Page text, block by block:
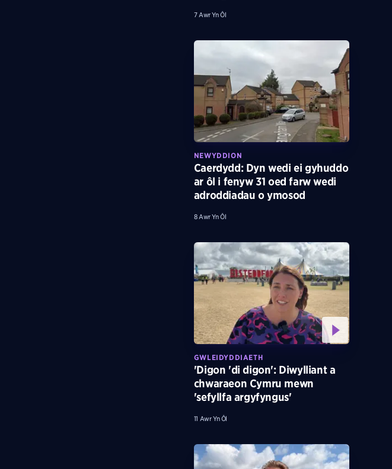
7 Awr Yn Ôl
NEWYDDION
Caerdydd: Dyn wedi ei gyhuddo
ar ôl i fenyw 31 oed farw wedi
adroddiadau o ymosod
8 Awr Yn Ôl
GWLEIDYDDIAETH
'Digon 'di digon': Diwylliant a
chwaraeon Cymru mewn
'sefyllfa argyfyngus'
11 Awr Yn Ôl